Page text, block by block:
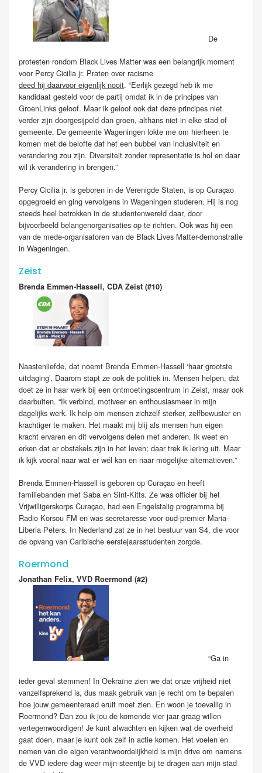
De
protesten rondom Black Lives Matter was een belangrijk moment
voor Percy Cicilia jr. Praten over racisme
deed hij daarvoor eigenlijk nooit. “Eerlijk gezegd heb ik me
kandidaat gesteld voor de partij omdat ik in de principes van
GroenLinks geloof. Maar ik geloof ook dat deze principes niet
verder zijn doorgesijpeld dan groen, althans niet in elke stad of
gemeente. De gemeente Wageningen lokte me om hierheen te
komen met de belofte dat het een bubbel van inclusiviteit en
verandering zou zijn. Diversiteit zonder representatie is hol en daar
wil ik verandering in brengen.”
Percy Cicilia jr. is geboren in de Verenigde Staten, is op Curaçao
opgegroeid en ging vervolgens in Wageningen studeren. Hij is nog
steeds heel betrokken in de studentenwereld daar, door
bijvoorbeeld belangenorganisaties op te richten. Ook was hij een
van de mede-organisatoren van de Black Lives Matter-demonstratie
in Wageningen.
Zeist
Brenda Emmen-Hassell, CDA Zeist (#10)
Naastenliefde, dat noemt Brenda Emmen-Hassell ‘haar grootste
uitdaging’. Daarom stapt ze ook de politiek in. Mensen helpen, dat
doet ze in haar werk bij een ontmoetingscentrum in Zeist, maar ook
daarbuiten. “Ik verbind, motiveer en enthousiasmeer in mijn
dagelijks werk. Ik help om mensen zichzelf sterker, zelfbewuster en
krachtiger te maken. Het maakt mij blij als mensen hun eigen
kracht ervaren en dit vervolgens delen met anderen. Ik weet en
erken dat er obstakels zijn in het leven; daar trek ik lering uit. Maar
ik kijk vooral naar wat er wél kan en naar mogelijke alternatieven.”
Brenda Emmen-Hassell is geboren op Curaçao en heeft
familiebanden met Saba en Sint-Kitts. Ze was officier bij het
Vrijwilligerskorps Curaçao, had een Engelstalig programma bij
Radio Korsou FM en was secretaresse voor oud-premier Maria-
Liberia Peters. In Nederland zat ze in het bestuur van S4, die voor
de opvang van Caribische eerstejaarsstudenten zorgde.
Roermond
Jonathan Felix, VVD Roermond (#2)
“Ga in
ieder geval stemmen! In Oekraïne zien we dat onze vrijheid niet
vanzelfsprekend is, dus maak gebruik van je recht om te bepalen
hoe jouw gemeenteraad eruit moet zien. En woon je toevallig in
Roermond? Dan zou ik jou de komende vier jaar graag willen
vertegenwoordigen! Je kunt afwachten en kijken wat de overheid
gaat doen, maar je kunt ook zelf in actie komen. Het voelen en
nemen van die eigen verantwoordelijkheid is mijn drive om namens
de VVD iedere dag weer mijn steentje bij te dragen aan mijn stad